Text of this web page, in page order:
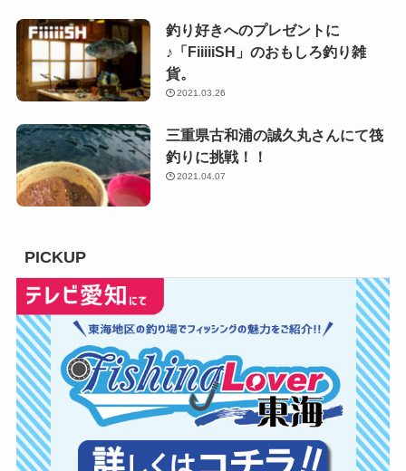
釣り好きへのプレゼントに
♪「FiiiiiSH」のおもしろ釣り雑
貨。
2021.03.26
三重県古和浦の誠久丸さんにて筏
釣りに挑戦！！
2021.04.07
PICKUP